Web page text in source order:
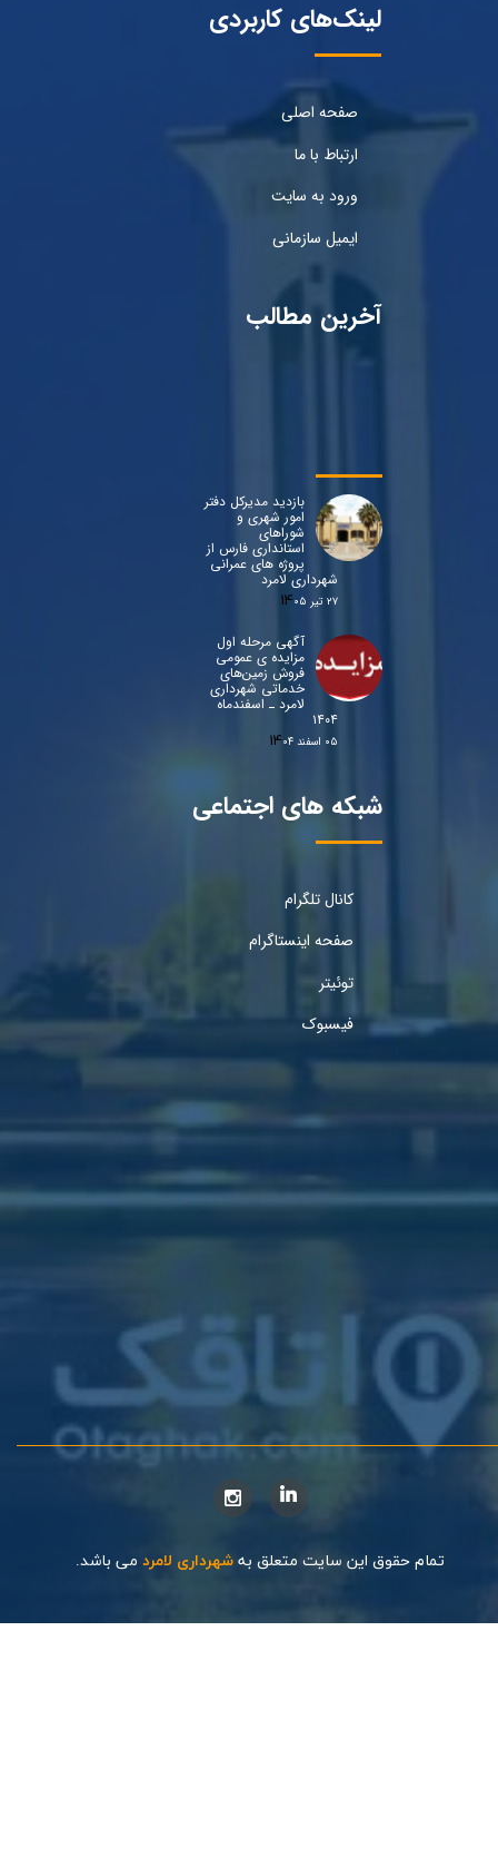
لینک‌های کاربردی
صفحه اصلی
ارتباط با ما
ورود به سایت
ایمیل سازمانی
آخرین مطالب
بازدید مدیرکل دفتر
امور شهری و
شوراهای
استانداری فارس از
پروژه های عمرانی
شهرداری لامرد
۲۷ تیر ۰۵
آگهی مرحله اول
مزایده ی عمومی
فروش زمین‌های
خدماتی شهرداری
لامرد ـ اسفندماه
۱۴۰۴
۰۵ اسفند ۰۴
شبکه های اجتماعی
کانال تلگرام
صفحه اینستاگرام
توئیتر
فیسبوک
تمام حقوق این سایت متعلق به شهرداری لامرد می باشد.